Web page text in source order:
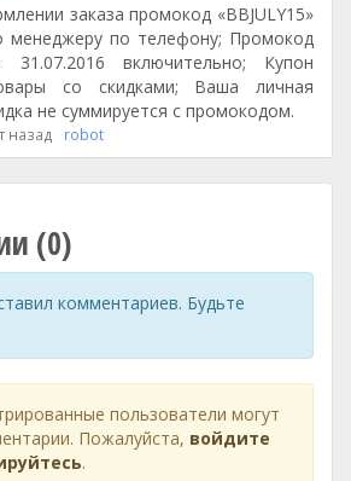
заказа промокод «BBJULY15»
менеджеру по телефону; Промокод
31.07.2016 включительно; Купон
со скидками; Ваша личная
не суммируется с промокодом.
назад robot
(0)
комментариев. Будьте
пользователи могут
Пожалуйста, войдите
.